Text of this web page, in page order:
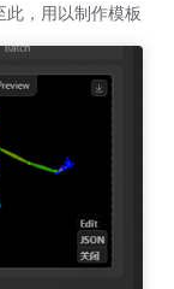
此，用以制作模板